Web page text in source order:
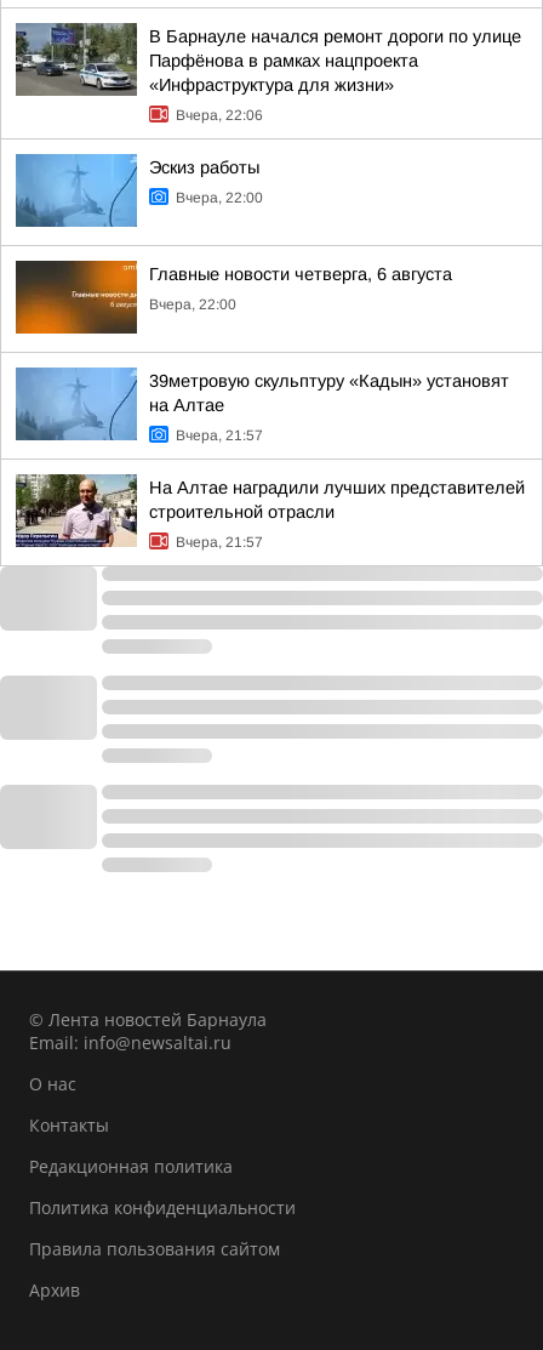
В Барнауле начался ремонт дороги по улице
Парфёнова в рамках нацпроекта
«Инфраструктура для жизни»
Вчера, 22:06
Эскиз работы
Вчера, 22:00
Главные новости четверга, 6 августа
Вчера, 22:00
39метровую скульптуру «Кадын» установят
на Алтае
Вчера, 21:57
На Алтае наградили лучших представителей
строительной отрасли
Вчера, 21:57
© Лента новостей Барнаула
Email: info@newsaltai.ru
О нас
Контакты
Редакционная политика
Политика конфиденциальности
Правила пользования сайтом
Архив